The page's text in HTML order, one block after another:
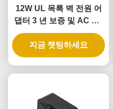
12W UL 목록 벽 전원 어
댑터 3 년 보증 및 AC DC
전원 공급
지금 챗팅하세요